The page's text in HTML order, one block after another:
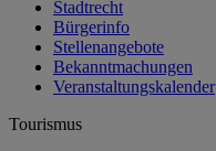
Stadtrecht
Bürgerinfo
Stellenangebote
Bekanntmachungen
Veranstaltungskalender
Tourismus